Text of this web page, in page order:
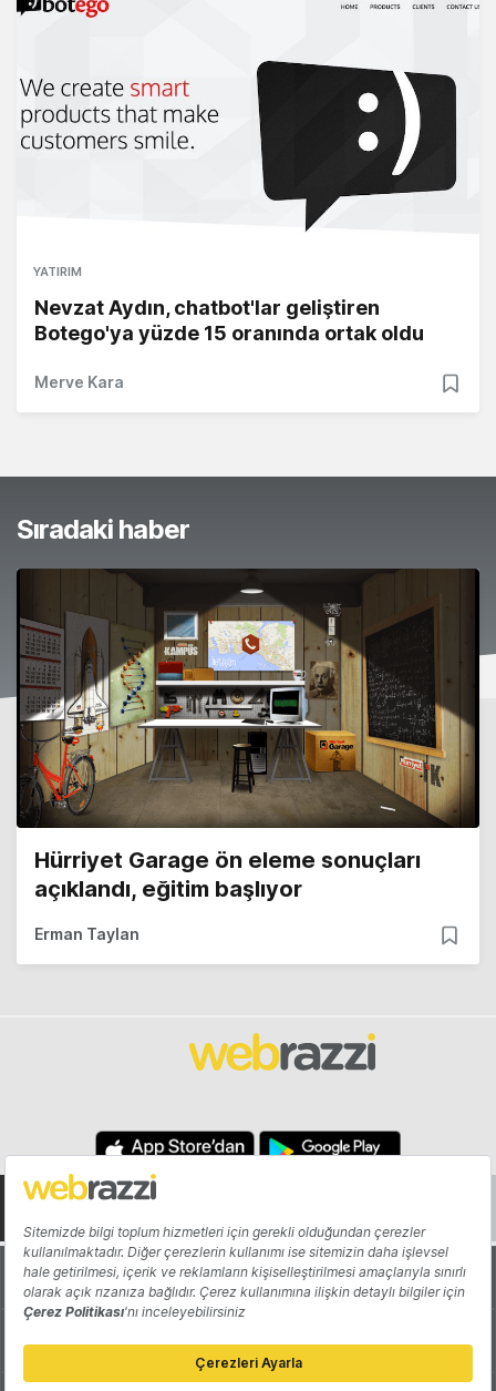
YATIRIM
Nevzat Aydın, chatbot'lar geliştiren
Botego'ya yüzde 15 oranında ortak oldu
Merve Kara
Sıradaki haber
Hürriyet Garage ön eleme sonuçları
açıklandı, eğitim başlıyor
Erman Taylan
Hakkında Yazarlar
Katkıda Bulun Reklam